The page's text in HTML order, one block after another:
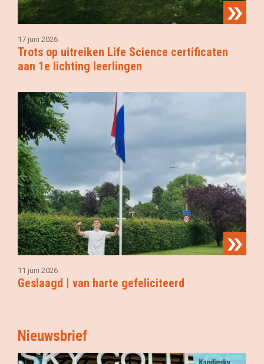
17 juni 2026
Trots op uitreiken Life Science certificaten
aan 1e lichting leerlingen
11 juni 2026
Geslaagd | van harte gefeliciteerd
Nieuwsbrief